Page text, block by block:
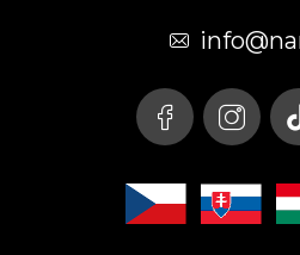
info@